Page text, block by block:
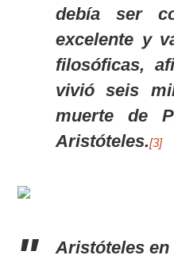
debía ser
excelente y
filosóficas,
vivió seis
muerte de
Aristóteles.[3]
Aristóteles